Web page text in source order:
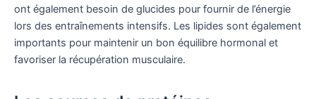
ont également besoin de glucides pour fournir de l’énergie
lors des entraînements intensifs. Les lipides sont également
importants pour maintenir un bon équilibre hormonal et
favoriser la récupération musculaire.